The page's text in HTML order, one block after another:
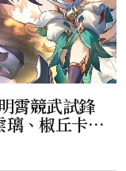
霄競武試鋒
璃、椒丘卡